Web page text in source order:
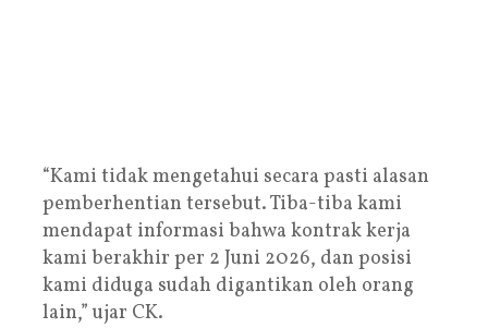
“Kami tidak mengetahui secara pasti alasan
pemberhentian tersebut. Tiba-tiba kami
mendapat informasi bahwa kontrak kerja
kami berakhir per 2 Juni 2026, dan posisi
kami diduga sudah digantikan oleh orang
lain,” ujar CK.